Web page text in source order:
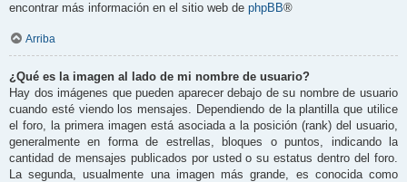
encontrar más información en el sitio web de phpBB®
Arriba
¿Qué es la imagen al lado de mi nombre de usuario?
Hay dos imágenes que pueden aparecer debajo de su nombre de usuario
cuando esté viendo los mensajes. Dependiendo de la plantilla que utilice
el foro, la primera imagen está asociada a la posición (rank) del usuario,
generalmente en forma de estrellas, bloques o puntos, indicando la
cantidad de mensajes publicados por usted o su estatus dentro del foro.
La segunda, usualmente una imagen más grande, es conocida como